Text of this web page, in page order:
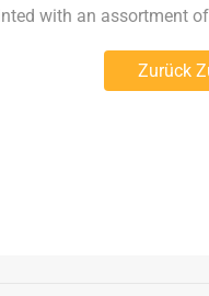
with an assortment
Zurück